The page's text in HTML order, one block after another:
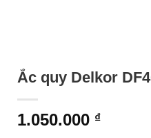
Ắc quy Delkor
1.050.000 ₫